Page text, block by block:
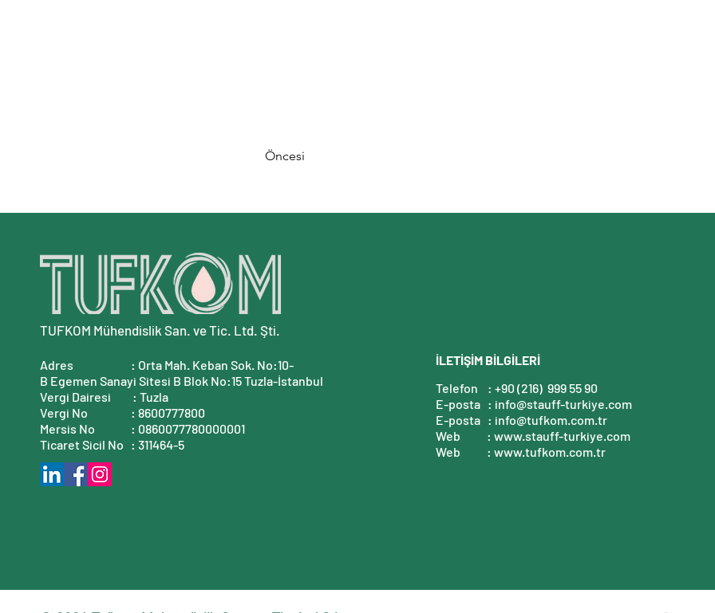
Öncesi
TUFKOM Mühendislik San. ve Tic. Ltd. Şti.
Adres : Orta Mah. Keban Sok. No:10-
B Egemen Sanayi Sitesi B Blok No:15Tuzla-İstanbul
Vergi Dairesi
: Tuzla
Vergi No
: 8600777800
Mersis No
: 0860077780000001
Ticaret Sicil No : 311464-5
İLETİŞİM BİLGİLERİ
Telefon
: +90 (216) 999 55 90
E-posta : info@stauff-turkiye.com
E-posta : info@tufkom.com.tr
Web
: www.stauff-turkiye.com
Web
: www.tufkom.com.tr